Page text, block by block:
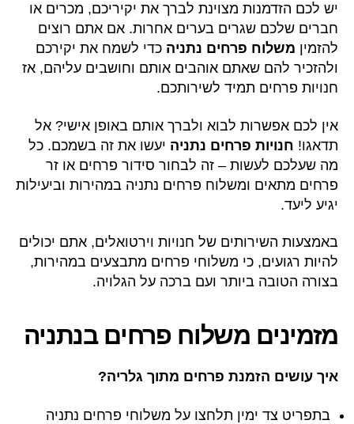
יש לכם הזדמנות מצוינת לברך את יקיריכם, מכרים או
חברים שלכם שגרים בערים אחרות. אם אתם רוצים
להזמין משלוח פרחים נתניה כדי לשמח את יקירכם
ולהזכיר להם שאתם אוהבים אותם וחושבים עליהם, אז
חנויות פרחים תמיד לשירותכם.
אין לכם אפשרות לבוא ולברך אותם באופן אישי? אל
תדאגו! חנויות פרחים נתניה יעשו את זה בשמכם. כל
מה שעלכם לעשות – זה לבחור סידור פרחים או זר
פרחים מתאים ומשלוח פרחים נתניה במהירות וביעילות
יגיע ליעד.
באמצעות השירותים של חנויות וירטואלים, אתם יכולים
להיות רגועים, כי משלוחי פרחים מתבצעים במהירות,
בצורה הטובה ביותר ועם ברכה על הגלויה.
מזמינים משלוח פרחים בנתניה
איך עושים הזמנת פרחים מתוך גלריה?
בתפריט צד ימין תלחצו על משלוחי פרחים נתניה